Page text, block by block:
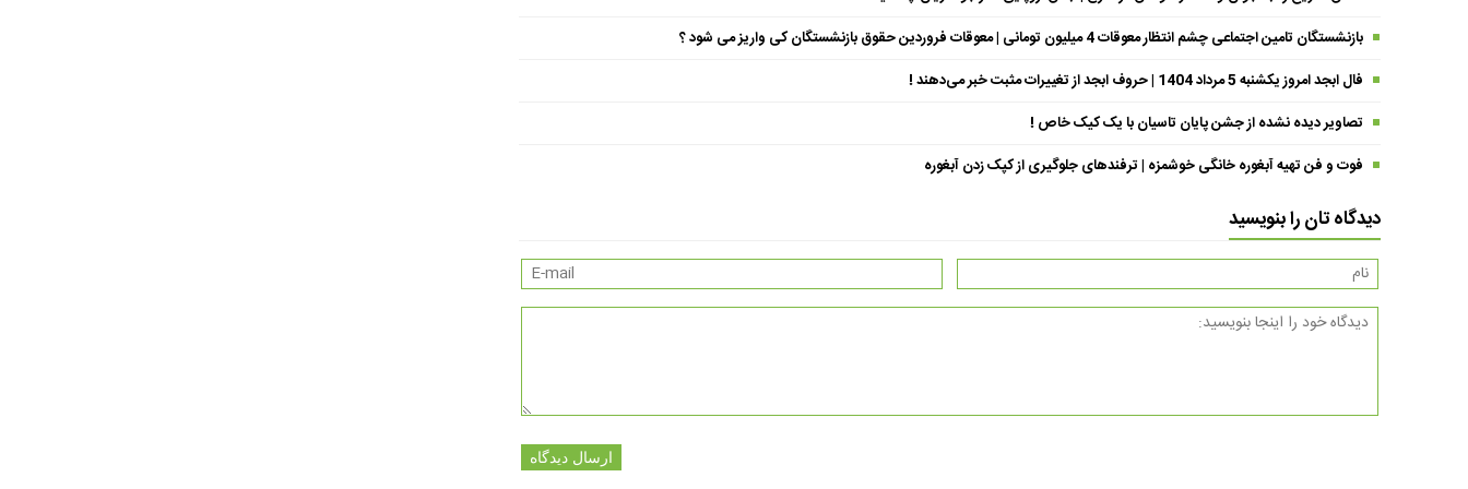
بازنشستگان تامین اجتماعی چشم انتظار معوقات 4 میلیون تومانی | معوقات فروردین حقوق بازنشستگان کی واریز می شود ؟
فال ابجد امروز یکشنبه 5 مرداد 1404 | حروف ابجد از تغییرات مثبت خبر می‌دهند !
تصاویر دیده نشده از جشن پایان تاسیان با یک کیک خاص !
فوت و فن تهیه آبغوره خانگی خوشمزه | ترفندهای جلوگیری از کپک زدن آبغوره
دیدگاه تان را بنویسید
ارسال دیدگاه